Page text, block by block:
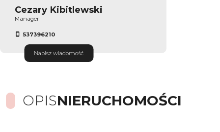
Cezary Kibitlewski
Manager
537396210
Napisz wiadomość
OPISNIERUCHOMOŚCI